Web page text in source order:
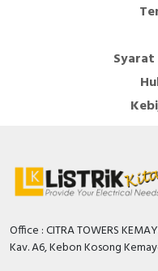
Office : CITRA TOWERS
Kav. A6, Kebon Kosong